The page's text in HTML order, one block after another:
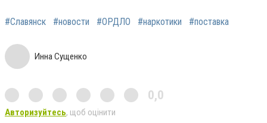
#Славянск #новости #ОРДЛО #наркотики #поставка
Инна Сущенко
0,0
Авторизуйтесь, щоб оцінити